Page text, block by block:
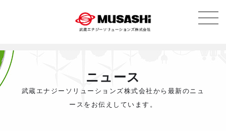
ニュース
武蔵エナジーソリューションズ株式会社から最新のニュ
ースをお伝えしています。